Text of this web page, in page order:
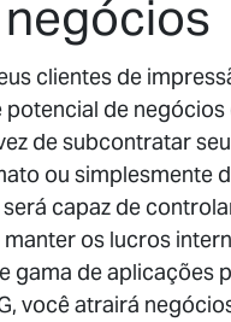
negócios
clientes de
potencial de
de subcontratar
ou simplesmente
capaz de
os lucros
gama de aplicações
você atrairá